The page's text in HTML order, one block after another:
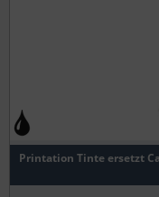
Printation Tinte ersetzt